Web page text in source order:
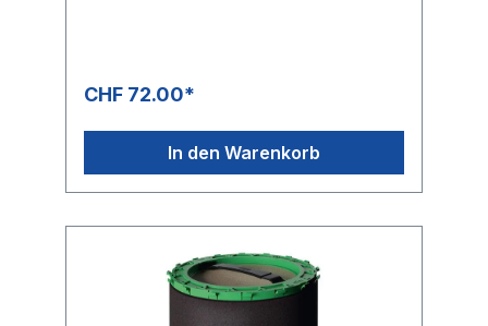
CHF 72.00*
In den Warenkorb